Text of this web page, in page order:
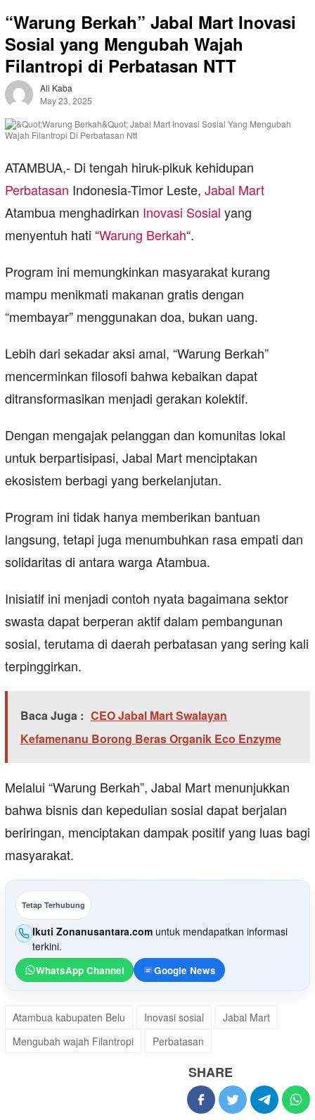
“Warung Berkah” Jabal Mart Inovasi
Sosial yang Mengubah Wajah
Filantropi di Perbatasan NTT
Ali Kaba
May 23, 2025
ATAMBUA,- Di tengah hiruk-pikuk kehidupan
Perbatasan Indonesia-Timor Leste, Jabal Mart
Atambua menghadirkan Inovasi Sosial yang
menyentuh hati “Warung Berkah“.
Program ini memungkinkan masyarakat kurang
mampu menikmati makanan gratis dengan
“membayar” menggunakan doa, bukan uang.
Lebih dari sekadar aksi amal, “Warung Berkah”
mencerminkan filosofi bahwa kebaikan dapat
ditransformasikan menjadi gerakan kolektif.
Dengan mengajak pelanggan dan komunitas lokal
untuk berpartisipasi, Jabal Mart menciptakan
ekosistem berbagi yang berkelanjutan.
Program ini tidak hanya memberikan bantuan
langsung, tetapi juga menumbuhkan rasa empati dan
solidaritas di antara warga Atambua.
Inisiatif ini menjadi contoh nyata bagaimana sektor
swasta dapat berperan aktif dalam pembangunan
sosial, terutama di daerah perbatasan yang sering kali
terpinggirkan.
Baca Juga : CEO Jabal Mart Swalayan
Kefamenanu Borong Beras Organik Eco Enzyme
Melalui “Warung Berkah”, Jabal Mart menunjukkan
bahwa bisnis dan kepedulian sosial dapat berjalan
beriringan, menciptakan dampak positif yang luas bagi
masyarakat.
Tetap Terhubung
Ikuti Zonanusantara.com untuk mendapatkan informasi
terkini.
WhatsApp Channel Google News
Atambua kabupaten Belu Inovasi sosial
Jabal Mart
Mengubah wajah Filantropi
Perbatasan
SHARE